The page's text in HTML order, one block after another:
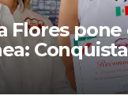
Flores
Conquista
de plata con
Mexicana